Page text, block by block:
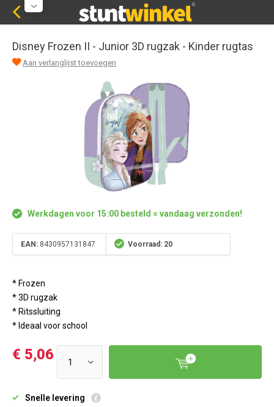
Disney Frozen II - Junior 3D rugzak - Kinder rugtas
Aan verlanglijst toevoegen
Werkdagen voor 15:00 besteld = vandaag verzonden!
EAN: 8430957131847 Voorraad: 20
* Frozen
* 3D rugzak
* Ritssluiting
* Ideaal voor school
€ 5,06
Snelle levering